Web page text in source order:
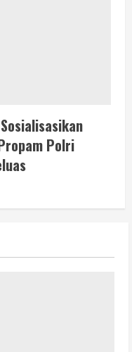
Polri